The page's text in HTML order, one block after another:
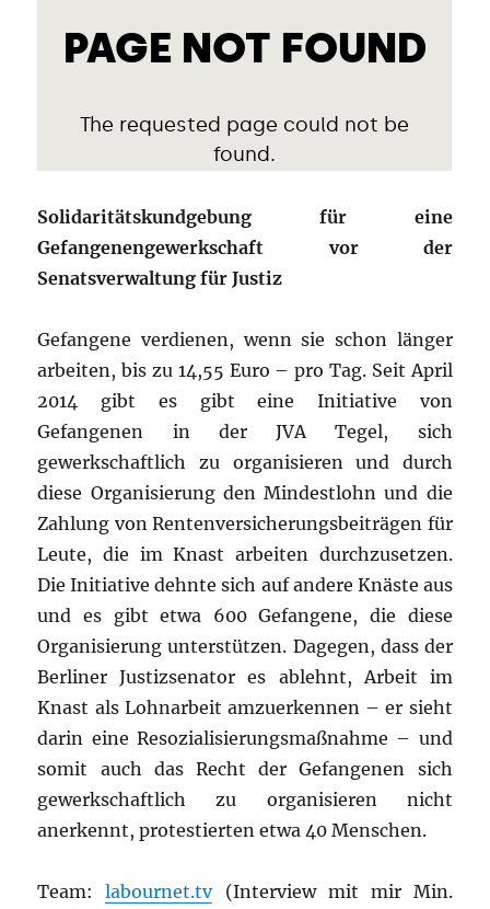
Solidaritätskundgebung für eine
Gefangenengewerkschaft vor der
Senatsverwaltung für Justiz
Gefangene verdienen, wenn sie schon länger
arbeiten, bis zu 14,55 Euro – pro Tag. Seit April
2014 gibt es gibt eine Initiative von
Gefangenen in der JVA Tegel, sich
gewerkschaftlich zu organisieren und durch
diese Organisierung den Mindestlohn und die
Zahlung von Rentenversicherungsbeiträgen für
Leute, die im Knast arbeiten durchzusetzen.
Die Initiative dehnte sich auf andere Knäste aus
und es gibt etwa 600 Gefangene, die diese
Organisierung unterstützen. Dagegen, dass der
Berliner Justizsenator es ablehnt, Arbeit im
Knast als Lohnarbeit amzuerkennen – er sieht
darin eine Resozialisierungsmaßnahme – und
somit auch das Recht der Gefangenen sich
gewerkschaftlich zu organisieren nicht
anerkennt, protestierten etwa 40 Menschen.
Team:labournet.tv(Interview mit mir Min.